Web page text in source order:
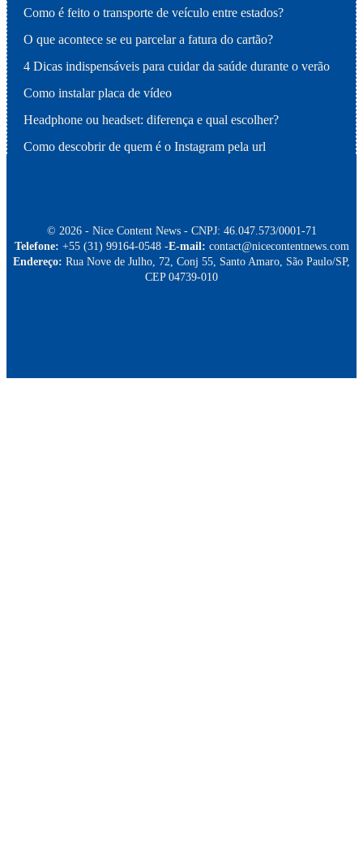
Como é feito o transporte de veículo entre estados?
O que acontece se eu parcelar a fatura do cartão?
4 Dicas indispensáveis para cuidar da saúde durante o verão
Como instalar placa de vídeo
Headphone ou headset: diferença e qual escolher?
Como descobrir de quem é o Instagram pela url
© 2026 - Nice Content News - CNPJ: 46.047.573/0001-71
Telefone: +55 (31) 99164-0548 -E-mail: contact@nicecontentnews.com
Endereço: Rua Nove de Julho, 72, Conj 55, Santo Amaro, São Paulo/SP,
CEP 04739-010